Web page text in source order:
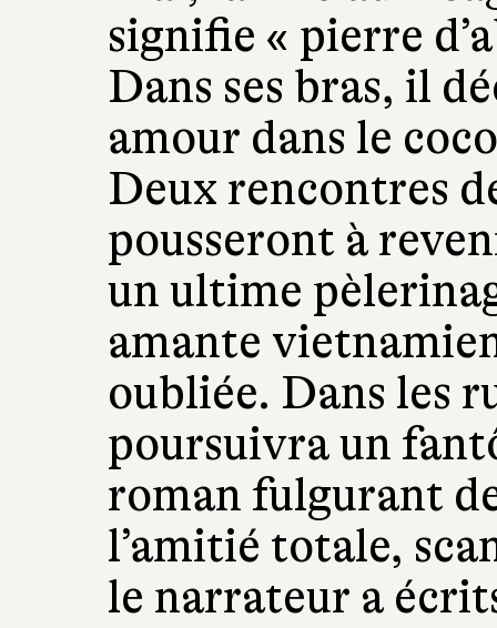
signifie « pierre
Dans ses bras, il
amour dans le
Deux rencontres
pousseront à
un ultime
amante
oubliée. Dans les
poursuivra un
roman fulgurant
l’amitié totale,
le narrateur a